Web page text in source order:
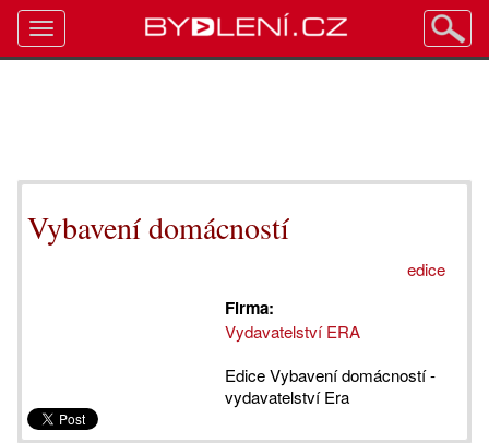
Vybavení domácností
edice
Firma:
Vydavatelství ERA
Edice Vybavení domácností -
vydavatelství Era
Toggle
navigation